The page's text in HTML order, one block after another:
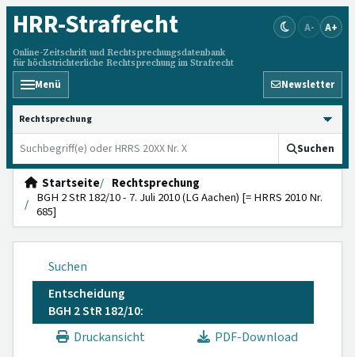
HRR-Strafrecht
Online-Zeitschrift und Rechtsprechungsdatenbank
für höchstrichterliche Rechtsprechung im Strafrecht
A- A+
Menü Newsletter
HRRS durchsuchen
Suchen
Startseite
Rechtsprechung
BGH 2 StR 182/10 - 7. Juli 2010 (LG Aachen) [= HRRS 2010 Nr.
685]
Suchen
Entscheidung
BGH 2 StR 182/10:
Druckansicht
PDF-Download